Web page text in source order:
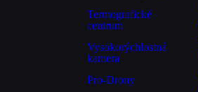
Termografické
centrum
Vysokorýchlostná
kamera
Pro-Drony